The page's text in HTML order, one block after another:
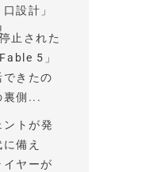
設計」
止された
5」
できたの
裏側...
トが発
備え
イヤーが